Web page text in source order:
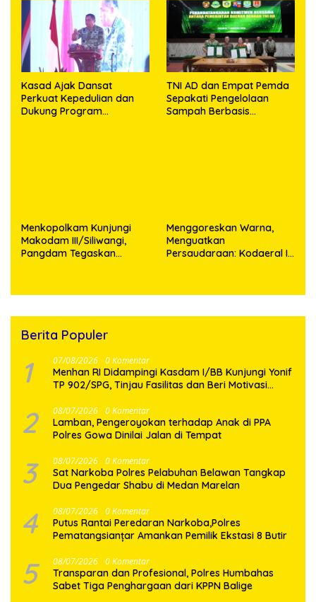
Kasad Ajak Dansat
Perkuat Kepedulian dan
Dukung Program
TNI AD dan Empat Pemda
Sepakati Pengelolaan
Sampah Berbasis
Menkopolkam Kunjungi
Makodam III/Siliwangi,
Pangdam Tegaskan
‎Menggoreskan Warna,
Menguatkan
Persaudaraan: Kodaeral I
Berita Populer
1 07/08/2026 0 Komentar
Menhan RI Didampingi Kasdam I/BB Kunjungi Yonif
TP 902/SPG, Tinjau Fasilitas dan Beri Motivasi
2 08/07/2026 0 Komentar
Lamban, Pengeroyokan terhadap Anak di PPA
Polres Gowa Dinilai Jalan di Tempat
3 08/07/2026 0 Komentar
Sat Narkoba Polres Pelabuhan Belawan Tangkap
Dua Pengedar Shabu di Medan Marelan
4 08/07/2026 0 Komentar
Putus Rantai Peredaran Narkoba,Polres
Pematangsianțar Amankan Pemilik Ekstasi 8 Butir
5 08/07/2026 0 Komentar
Transparan dan Profesional, Polres Humbahas
Sabet Tiga Penghargaan dari KPPN Balige